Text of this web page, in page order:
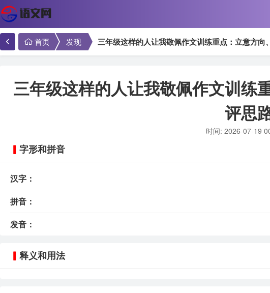
首页 发现 三年级这样的人让我敬佩作文训练重点：立意方向
三年级这样的人让我敬佩作文训练
评思
时间: 2026-07-19
字形和拼音
汉字：
拼音：
发音：
释义和用法